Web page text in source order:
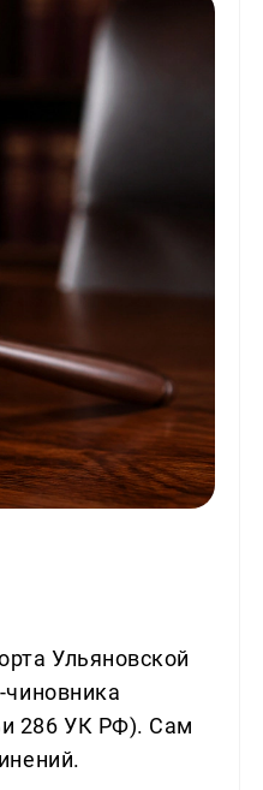
Ульяновской
286 УК РФ). Сам